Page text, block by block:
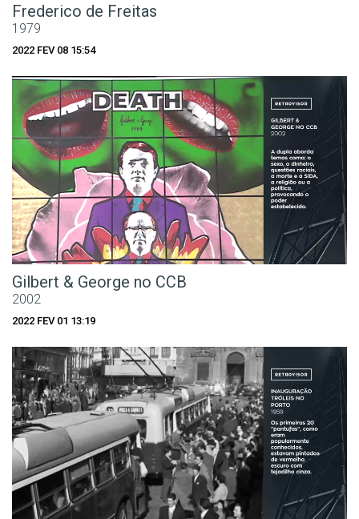
Frederico de Freitas
1979
2022 FEV 08 15:54
Gilbert & George no CCB
2002
2022 FEV 01 13:19